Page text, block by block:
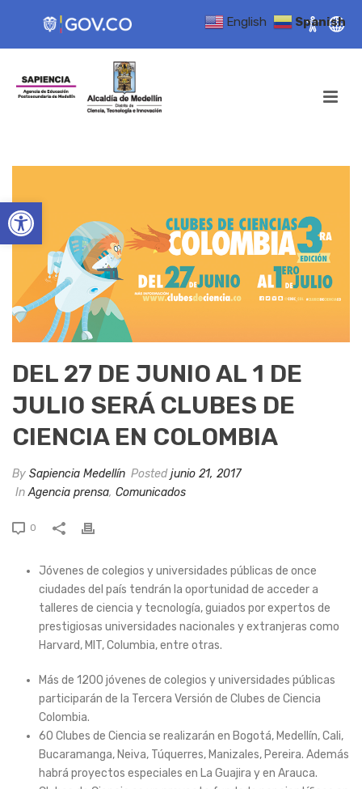
Open toolbar
DEL 27 DE JUNIO AL 1 DE
JULIO SERÁ CLUBES DE
CIENCIA EN COLOMBIA
By Sapiencia Medellín Postedjunio 21, 2017
InAgencia prensa, Comunicados
0
Jóvenes de colegios y universidades públicas de once
ciudades del país tendrán la oportunidad de acceder a
talleres de ciencia y tecnología, guiados por expertos de
prestigiosas universidades nacionales y extranjeras como
Harvard, MIT, Columbia, entre otras.
Más de 1200 jóvenes de colegios y universidades públicas
participarán de la Tercera Versión de Clubes de Ciencia
Colombia.
60 Clubes de Ciencia se realizarán en Bogotá, Medellín, Cali,
Bucaramanga, Neiva, Túquerres, Manizales, Pereira. Además
habrá proyectos especiales en La Guajira y en Arauca.
English Spanish